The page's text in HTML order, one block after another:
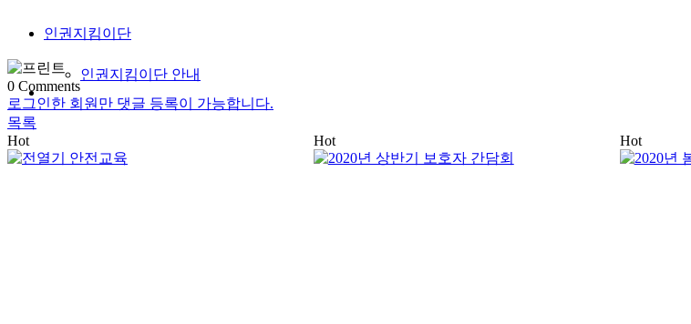
인권지킴이단
인권지킴이단 안내
0 Comments
로그인한 회원만 댓글 등록이 가능합니다.
목록
Hot
Hot Hot